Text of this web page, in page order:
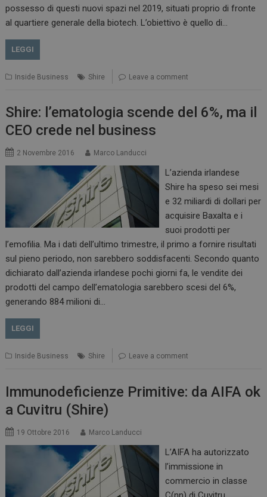
possesso di questi nuovi spazi nel 2019, situati proprio di fronte
al quartiere generale della biotech. L’obiettivo è quello di…
LEGGI
Inside Business Shire Leave a comment
Shire: l’ematologia scende del 6%, ma il
CEO crede nel business
2 Novembre 2016 Marco Landucci
L’azienda irlandese
Shire ha speso sei mesi
e 32 miliardi di dollari per
acquisire Baxalta e i
suoi prodotti per
l’emofilia. Ma i dati dell’ultimo trimestre, il primo a fornire risultati
sul pieno periodo, non sarebbero soddisfacenti. Secondo quanto
dichiarato dall’azienda irlandese pochi giorni fa, le vendite dei
prodotti del campo dell’ematologia sarebbero scesi del 6%,
generando 884 milioni di…
LEGGI
Inside Business Shire Leave a comment
Immunodeficienze Primitive: da AIFA ok
a Cuvitru (Shire)
19 Ottobre 2016 Marco Landucci
L’AIFA ha autorizzato
l’immissione in
commercio in classe